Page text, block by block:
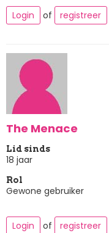
Login
of registreer
The Menace
Lid sinds
18 jaar
Rol
Gewone gebruiker
Login of registreer